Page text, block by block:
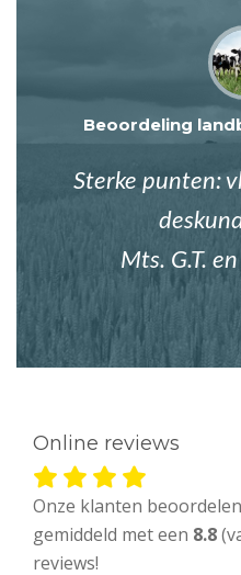
Beoordeling
Sterke punten:
Mts. G.T.
Online reviews
Onze klanten
gemiddeld met een 8.8
reviews!